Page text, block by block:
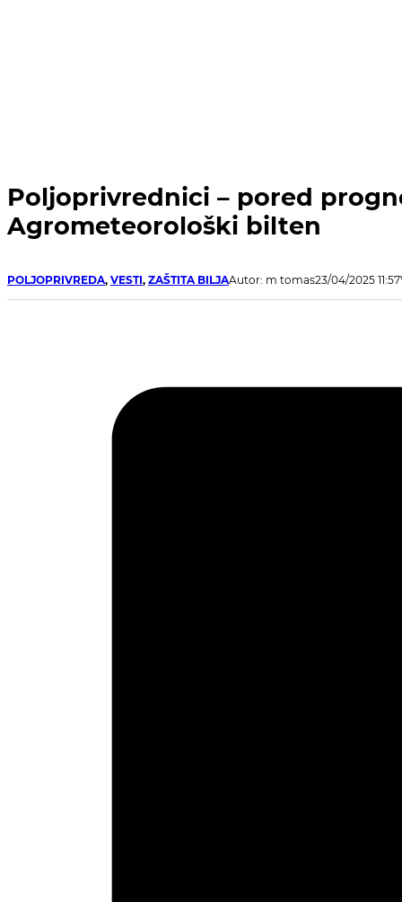
Poljoprivrednici – pored
Agrometeorološki bilten
POLJOPRIVREDA, VESTI, ZAŠTITA BILJAAutor: m tomas23/04/2025 11:57